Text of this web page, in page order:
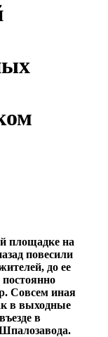
площадке на
повесили
до ее
Совсем иная
в выходные
в